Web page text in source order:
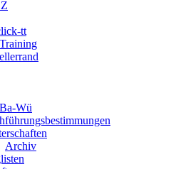
tt
Wü
Archiv